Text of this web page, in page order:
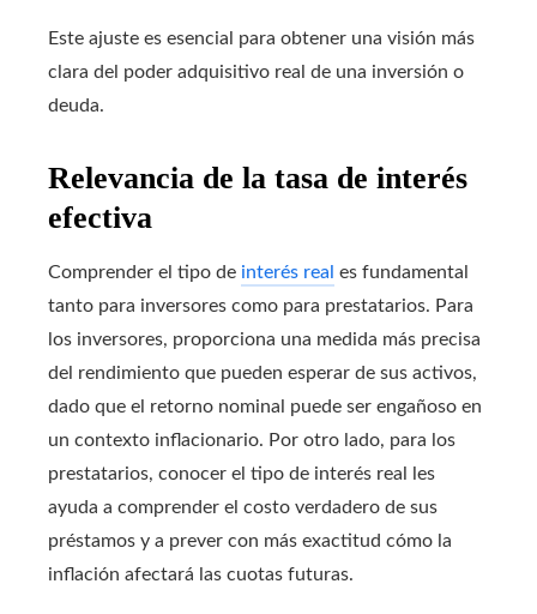
Este ajuste es esencial para obtener una visión más
clara del poder adquisitivo real de una inversión o
deuda.
Relevancia de la tasa de interés
efectiva
Comprender el tipo de interés real es fundamental
tanto para inversores como para prestatarios. Para
los inversores, proporciona una medida más precisa
del rendimiento que pueden esperar de sus activos,
dado que el retorno nominal puede ser engañoso en
un contexto inflacionario. Por otro lado, para los
prestatarios, conocer el tipo de interés real les
ayuda a comprender el costo verdadero de sus
préstamos y a prever con más exactitud cómo la
inflación afectará las cuotas futuras.